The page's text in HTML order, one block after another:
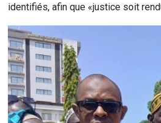
identifiés, afin que «justice soit